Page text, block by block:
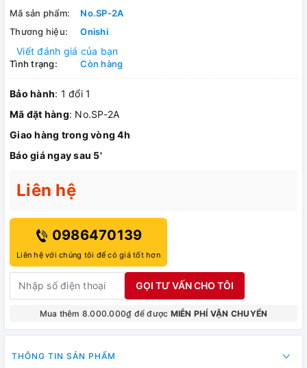
Mã sản phẩm:
No.SP-2A
Thương hiệu:
Onishi
Viết đánh giá của bạn
Tình trạng: Còn hàng
Bảo hành: 1 đổi 1
Mã đặt hàng: No.SP-2A
Giao hàng trong vòng 4h
Báo giá ngay sau 5'
Liên hệ
0986470139
Liên hệ với chúng tôi để có giá tốt hơn
GỌI TƯ VẤN CHO TÔI
Mua thêm 8.000.000₫ để được MIỄN PHÍ VẬN CHUYỂN
THÔNG TIN SẢN PHẨM